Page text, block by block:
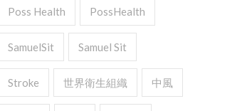
Poss Health PossHealth
SamuelSit Samuel Sit
Stroke 世界衛生組織 中風